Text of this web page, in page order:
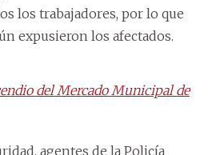
los trabajadores, por lo que
expusieron los afectados.
del Mercado Municipal de
agentes de la Policía